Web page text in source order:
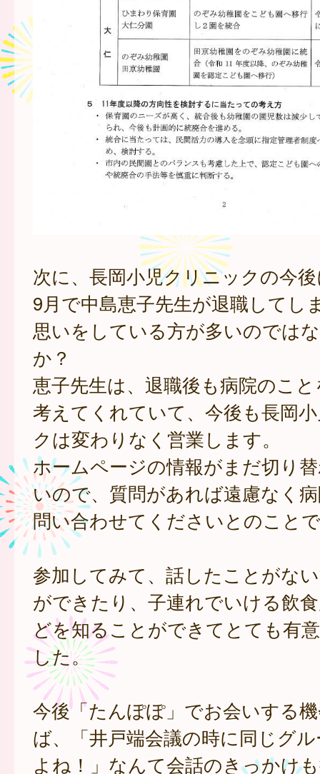
次に、長岡小児クリニックの今
9月で中島恵子先生が退職してし
思いをしている方が多いのでは
か？
恵子先生は、退職後も病院のこ
考えてくれていて、今後も長岡
クは変わりなく営業します。
ホームページの情報がまだ切り
いので、質問があれば遠慮なく
問い合わせてくださいとのこと
参加してみて、話したことがな
ができたり、子連れでいける飲
どを知ることができてとても有
した。
今後「たんぽぽ」でお会いする
ば、「井戸端会議の時に同じグ
よね！」なんて会話のきっかけ